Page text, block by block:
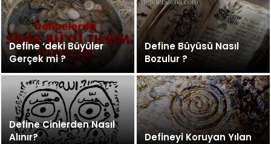
Define ‘deki Büyüler
Gerçek mi ?
Define Büyüsü Nasıl
Bozulur ?
Define Cinlerden Nasıl
Alınır?
Defineyi Koruyan Yılan